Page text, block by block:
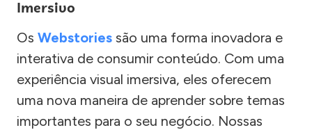
Imersivo
Os Webstories são uma forma inovadora e
interativa de consumir conteúdo. Com uma
experiência visual imersiva, eles oferecem
uma nova maneira de aprender sobre temas
importantes para o seu negócio. Nossas